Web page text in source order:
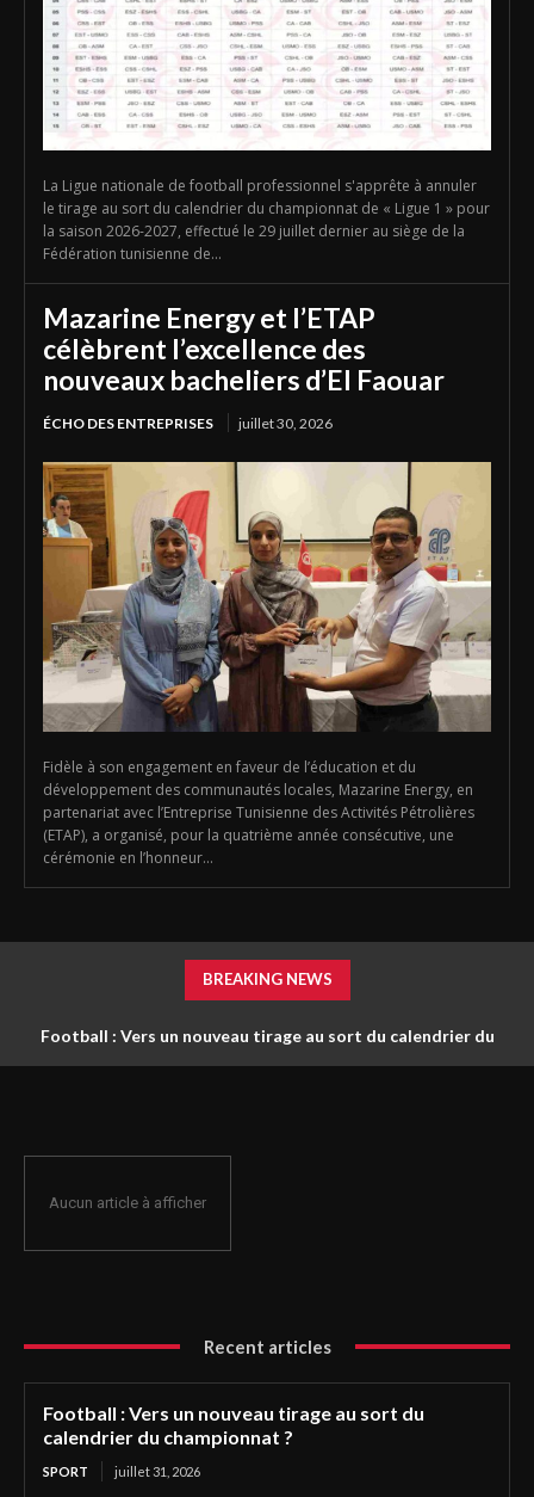
La Ligue nationale de football professionnel s'apprête à annuler
le tirage au sort du calendrier du championnat de « Ligue 1 » pour
la saison 2026-2027, effectué le 29 juillet dernier au siège de la
Fédération tunisienne de...
Mazarine Energy et l’ETAP
célèbrent l’excellence des
nouveaux bacheliers d’El Faouar
ÉCHO DES ENTREPRISES juillet 30, 2026
Fidèle à son engagement en faveur de l’éducation et du
développement des communautés locales, Mazarine Energy, en
partenariat avec l’Entreprise Tunisienne des Activités Pétrolières
(ETAP), a organisé, pour la quatrième année consécutive, une
cérémonie en l’honneur...
BREAKING NEWS
Football : Vers un nouveau tirage au sort du calendrier du
Aucun article à afficher
Recent articles
Football : Vers un nouveau tirage au sort du
calendrier du championnat ?
SPORT juillet 31, 2026